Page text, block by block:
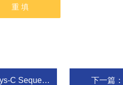
Sequencin 下一篇：